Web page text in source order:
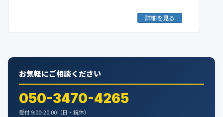
詳細を見る
お気軽にご相談ください
050-3470-4265
受付 9:00-20:00（日・祝休）